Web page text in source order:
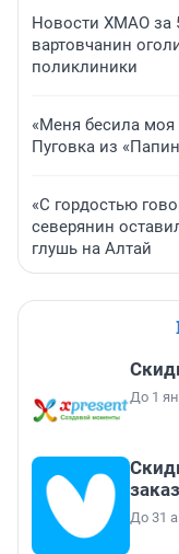
Новости ХМАО за
вартовчанин
поликлиники
«Меня бесила моя
Пуговка из
«С гордостью
северянин
глушь на Алтай
До 1
До 31